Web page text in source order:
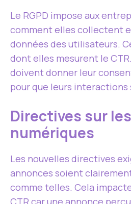
Le RGPD impose aux
comment elles collectent
données des utilisateurs.
dont elles mesurent le
doivent donner leur
pour que leurs interactions
Directives sur
numériques
Les nouvelles directives
annonces soient
comme telles. Cela
CTR car une annonce